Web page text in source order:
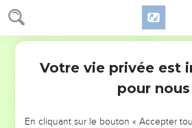
NE MANQUEZ PAS
Votre vie privée est
pour nous
En cliquant sur le bouton « Accepter